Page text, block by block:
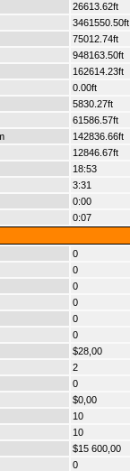
26613.62ft
3461550.50ft
75012.74ft
948163.50ft
162614.23ft
0.00ft
5830.27ft
61586.57ft
142836.66ft
12846.67ft
18:53
3:31
0:00
0:07
0
0
0
0
0
0
$28,00
2
0
$0,00
10
10
$15 600,00
0